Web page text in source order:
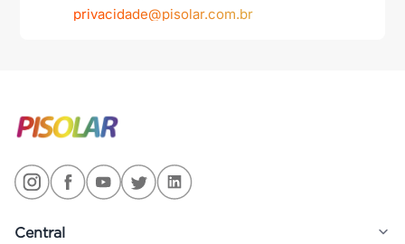
privacidade@pisolar.com.br
Central